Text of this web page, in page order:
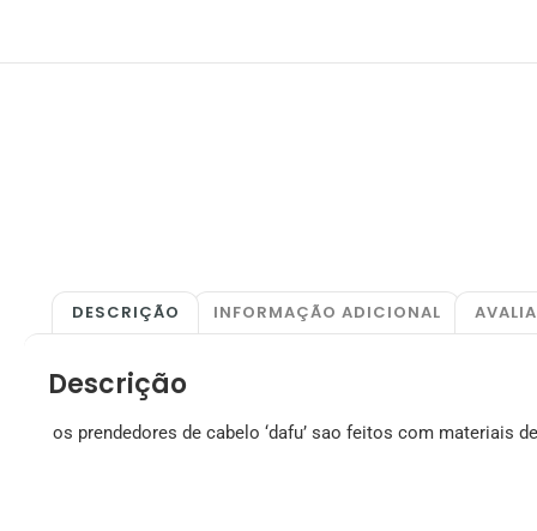
DESCRIÇÃO INFORMAÇÃO ADICIONAL
Descrição
os prendedores de cabelo ‘dafu’ sao feitos com materiais